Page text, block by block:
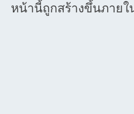
หน้านี้ถูกสร้างขึ้นภายใ